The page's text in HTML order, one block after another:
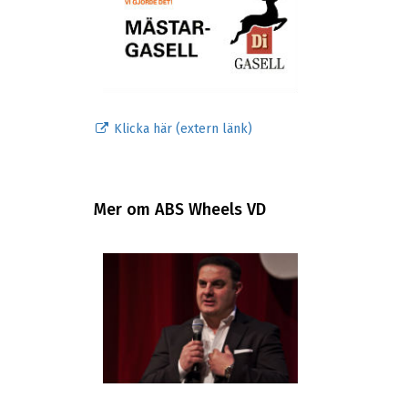
Klicka här (extern länk)
Mer om ABS Wheels VD